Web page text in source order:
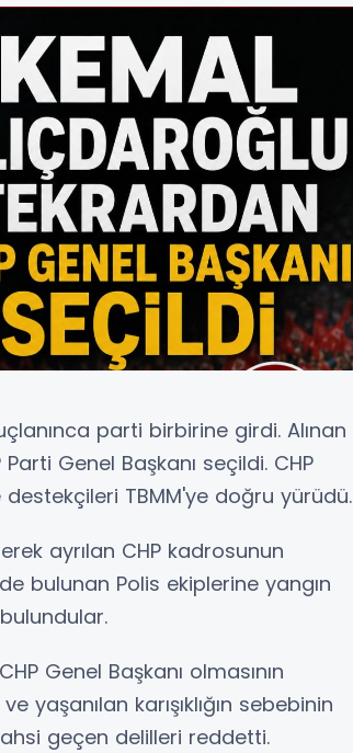
parti birbirine girdi. Alınan
Genel Başkanı seçildi. CHP
TBMM'ye doğru yürüdü.
ayrılan CHP kadrosunun
bulunan Polis ekiplerine yangın
Genel Başkanı olmasının
yaşanılan karışıklığın sebebinin
geçen delilleri reddetti.